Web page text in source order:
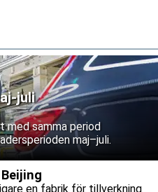
juli
med samma period
maj–juli.
en fabrik för tillverkning